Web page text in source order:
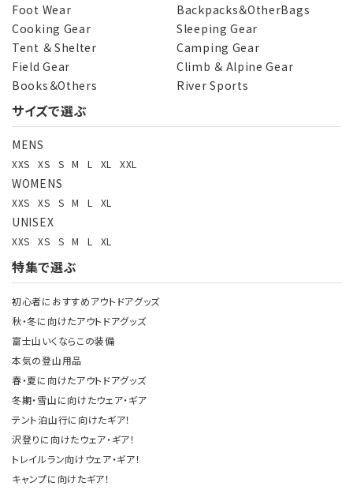
Foot Wear
Backpacks＆OtherBags
Cooking Gear
Sleeping Gear
Tent ＆ Shelter
Camping Gear
Field Gear
Climb ＆ Alpine Gear
Books＆Others
River Sports
サイズで選ぶ
MENS
XXS XS S M L XL XXL
WOMENS
XXS XS S M L XL
UNISEX
XXS XS S M L XL
特集で選ぶ
初心者におすすめアウトドアグッズ
秋・冬に向けたアウトドアグッズ
富士山いくならこの装備
本気の登山用品
春・夏に向けたアウトドアグッズ
冬期・雪山に向けたウェア・ギア
テント泊山行に向けたギア！
沢登りに向けたウェア・ギア！
トレイルラン向けウェア・ギア！
キャンプに向けたギア！